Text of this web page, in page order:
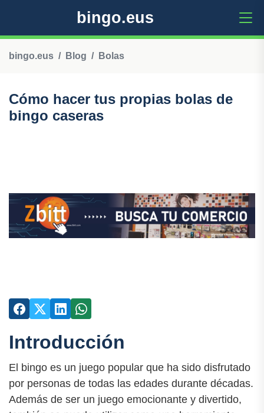
bingo.eus
bingo.eus Blog Bolas
Cómo hacer tus propias bolas de
bingo caseras
Introducción
El bingo es un juego popular que ha sido disfrutado
por personas de todas las edades durante décadas.
Además de ser un juego emocionante y divertido,